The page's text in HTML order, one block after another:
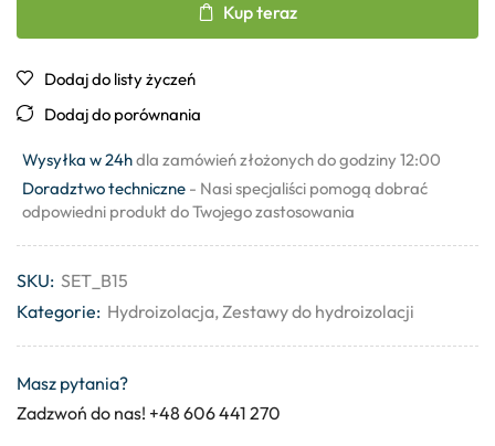
Kup teraz
Dodaj do listy życzeń
Dodaj do porównania
Wysyłka w 24hdla zamówień złożonych do godziny 12:00
Doradztwo techniczne - Nasi specjaliści pomogą dobrać
odpowiedni produkt do Twojego zastosowania
SKU: SET_B15
Kategorie: Hydroizolacja,Zestawy do hydroizolacji
Masz pytania?
Zadzwoń do nas! +48 606 441 270